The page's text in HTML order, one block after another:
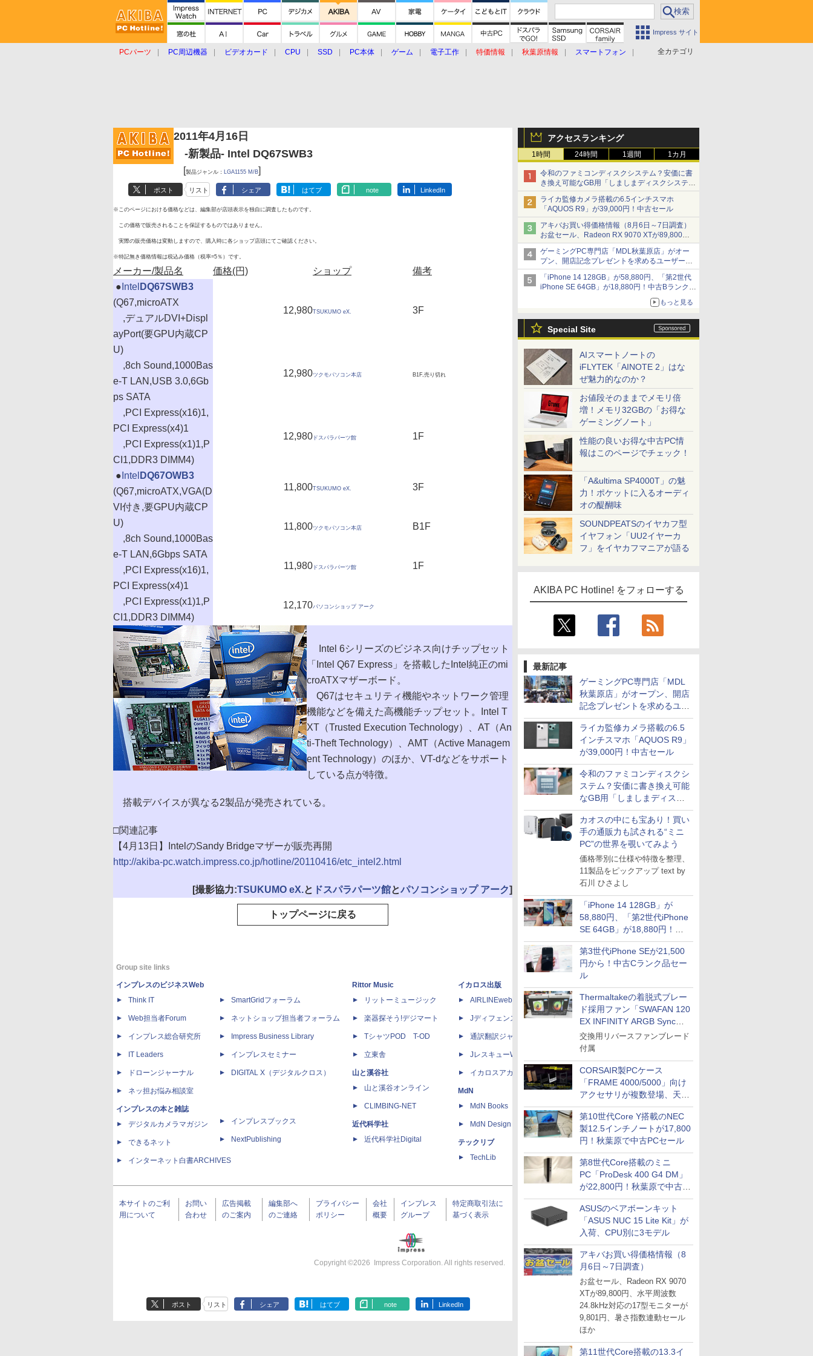
Impress サイト
全カテゴリ
PCパーツ PC周辺機器 ビデオカード CPU SSD PC本体 ゲーム 電子工作 特価情報 秋葉原情報
スマートフォン
アクセスランキング
1時間 24時間 1週間 1カ月
令和のファミコンディスクシステム？安価に書
き換え可能なGB用「しましまディスクシステ
ム」
ライカ監修カメラ搭載の6.5インチスマホ
「AQUOS R9」が39,000円！中古セール
アキバお買い得価格情報（8月6日～7日調査）
お盆セール、Radeon RX 9070 XTが89,800
円、水平周波数24.8kHz対応の17型モニターが
9,801円、暑さ指数連動セール ほか
ゲーミングPC専門店「MDL秋葉原店」がオー
プン、開店記念プレゼントを求めるユーザーが
押し寄せ長蛇の列に
「iPhone 14 128GB」が58,880円、「第2世代
iPhone SE 64GB」が18,880円！中古Bランク品
もっと見る
Special Site
AIスマートノートの
iFLYTEK「AINOTE 2」はな
ぜ魅力的なのか？
お値段そのままでメモリ倍
増！メモリ32GBの「お得な
ゲーミングノート」
性能の良いお得な中古PC情
報はこのページでチェック！
「A&ultima SP4000T」の魅
力！ポケットに入るオーディ
オの醍醐味
SOUNDPEATSのイヤカフ型
イヤフォン「UU2イヤーカ
フ」をイヤカフマニアが語る
AKIBA PC Hotline! をフォローする
最新記事
ゲーミングPC専門店「MDL
秋葉原店」がオープン、開店
記念プレゼントを求めるユー
ザーが押し寄せ長蛇の列に
ライカ監修カメラ搭載の6.5
インチスマホ「AQUOS R9」
が39,000円！中古セール
令和のファミコンディスクシ
ステム？安価に書き換え可能
なGB用「しましまディスク
システム」
カオスの中にも宝あり！買い
手の通販力も試される“ミニ
PC”の世界を覗いてみよう
価格帯別に仕様や特徴を整理、
11製品をピックアップ text by
石川 ひさよし
「iPhone 14 128GB」が
58,880円、「第2世代iPhone
SE 64GB」が18,880円！中
古Bランク品セール
第3世代iPhone SEが21,500
円から！中古Cランク品セー
ル
Thermaltakeの着脱式ブレー
ド採用ファン「SWAFAN 120
EX INFINITY ARGB Sync」
に単品パッケージ
交換用リバースファンブレード
付属
CORSAIR製PCケース
「FRAME 4000/5000」向け
アクセサリが複数登場、天然
木製パネルや背面コネクタ対
応トレイなど
第10世代Core Y搭載のNEC
製12.5インチノートが17,800
円！秋葉原で中古PCセール
第8世代Core搭載のミニ
PC「ProDesk 400 G4 DM」
が22,800円！秋葉原で中古
PCセール
ASUSのベアボーンキット
「ASUS NUC 15 Lite Kit」が
入荷、CPU別に3モデル
アキバお買い得価格情報（8
月6日～7日調査）
お盆セール、Radeon RX 9070
XTが89,800円、水平周波数
24.8kHz対応の17型モニターが
9,801円、暑さ指数連動セール
ほか
第11世代Core搭載の13.3イ
2011年4月16日
-新製品- Intel DQ67SWB3
[製品ジャンル： LGA1155 M/B]
ポスト リスト シェア はてブ note LinkedIn
※このページにおける価格などは、編集部が店頭表示を独自に調査したものです。
この価格で販売されることを保証するものではありません。
実際の販売価格は変動しますので、購入時に各ショップ店頭にてご確認ください。
※特記無き価格情報は税込み価格（税率=5％）です。
メーカー/製品名 価格(円) ショップ
備考
● Intel DQ67SWB3
(Q67,microATX
,デュアルDVI+Displ
ayPort(要GPU内蔵CP
U)
,8ch Sound,1000Bas
e-T LAN,USB 3.0,6Gb
ps SATA
,PCI Express(x16)1,
PCI Express(x4)1
,PCI Express(x1)1,P
CI1,DDR3 DIMM4)
12,980TSUKUMO eX. 3F
12,980ツクモパソコン本店 B1F,売り切れ
12,980 ドスパラパーツ館 1F
● Intel DQ67OWB3
(Q67,microATX,VGA(D
VI付き,要GPU内蔵CP
U)
,8ch Sound,1000Bas
e-T LAN,6Gbps SATA
,PCI Express(x16)1,
PCI Express(x4)1
,PCI Express(x1)1,P
CI1,DDR3 DIMM4)
11,800TSUKUMO eX. 3F
11,800ツクモパソコン本店 B1F
11,980 ドスパラパーツ館 1F
12,170パソコンショップ アーク
Intel 6シリーズのビジネス向けチップセット
「Intel Q67 Express」を搭載したIntel純正のmi
croATXマザーボード。
Q67はセキュリティ機能やネットワーク管理
機能などを備えた高機能チップセット。Intel T
XT（Trusted Execution Technology）、AT（An
ti-Theft Technology）、AMT（Active Managem
ent Technology）のほか、VT-dなどをサポート
している点が特徴。
搭載デバイスが異なる2製品が発売されている。
□関連記事
【4月13日】IntelのSandy Bridgeマザーが販売再開
http://akiba-pc.watch.impress.co.jp/hotline/20110416/etc_intel2.html
[撮影協力:TSUKUMO eX.と ドスパラパーツ館とパソコンショップ アーク]
トップページに戻る
Group site links
インプレスのビジネスWeb
Think IT
Web担当者Forum
インプレス総合研究所
IT Leaders
ドローンジャーナル
ネッ担お悩み相談室
インプレスの本と雑誌
デジタルカメラマガジン
できるネット
インターネット白書ARCHIVES
SmartGridフォーラム
ネットショップ担当者フォーラム
Impress Business Library
インプレスセミナー
DIGITAL X（デジタルクロス）
インプレスブックス
NextPublishing
Rittor Music
リットーミュージック
楽器探そう!デジマート
TシャツPOD T-OD
立東舎
山と溪谷社
山と溪谷オンライン
CLIMBING-NET
近代科学社
近代科学社Digital
イカロス出版
AIRLINEweb
Jディフェンスニュース
通訳翻訳ジャーナル
JレスキューWeb
イカロスアカデミー
MdN
MdN Books
MdN Design Interactive
テックリブ
TechLib
天海社
Comic curea
impress QuickBooks
PUBFUN
パブファンセルフ
IPGネットワーク
カスタム写真集POD fabli
Impress Group Publication Informa
本サイトのご利
用について
お問い
合わせ
広告掲載
のご案内
編集部へ
のご連絡
プライバシー
ポリシー
会社
概要
インプレス
グループ
特定商取引法に
基づく表示
Copyright ©2026 Impress Corporation. All rights reserved.
ポスト リスト シェア はてブ note LinkedIn